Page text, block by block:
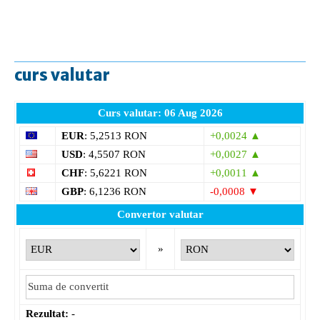
curs valutar
Curs valutar: 06 Aug 2026
EUR: 5,2513 RON
+0,0024 ▲
USD: 4,5507 RON
+0,0027 ▲
CHF: 5,6221 RON
+0,0011 ▲
GBP: 6,1236 RON
-0,0008 ▼
Convertor valutar
»
Rezultat: -